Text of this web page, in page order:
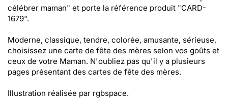
célébrer maman" et porte la référence produit "CARD-
1679".
Moderne, classique, tendre, colorée, amusante, sérieuse,
choisissez une carte de fête des mères selon vos goûts et
ceux de votre Maman. N'oubliez pas qu'il y a plusieurs
pages présentant des cartes de fête des mères.
Illustration réalisée par rgbspace.